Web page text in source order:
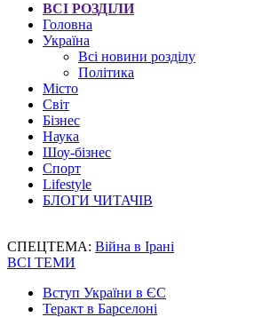
ВСІ РОЗДІЛИ
Головна
Україна
Всі новини розділу
Політика
Місто
Світ
Бізнес
Наука
Шоу-бізнес
Спорт
Lifestyle
БЛОГИ ЧИТАЧІВ
СПЕЦТЕМА: Війна в Ірані
ВСІ ТЕМИ
Вступ України в ЄС
Теракт в Барселоні